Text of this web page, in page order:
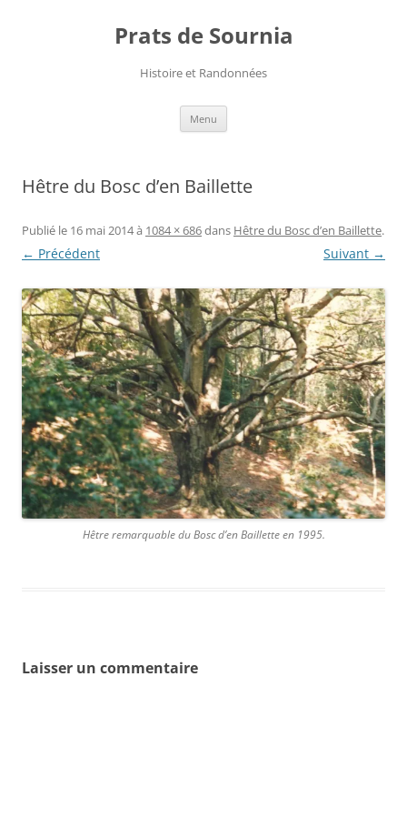
Prats de Sournia
Histoire et Randonnées
Menu
Hêtre du Bosc d’en Baillette
Publié le 16 mai 2014à 1084 × 686dans Hêtre du Bosc d’en Baillette.
← Précédent Suivant →
Hêtre remarquable du Bosc d’en Baillette en 1995.
Laisser un commentaire